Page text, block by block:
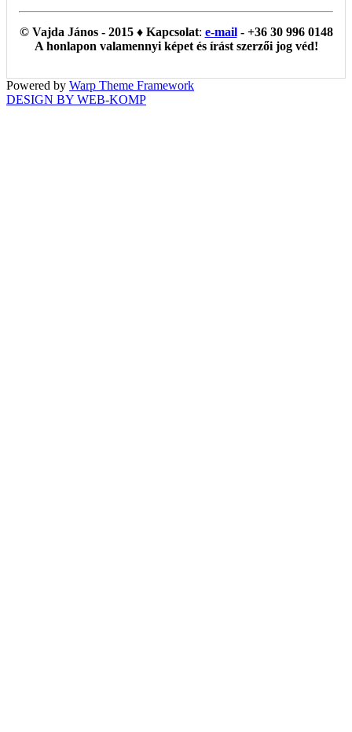
© Vajda János - 2015 ♦ Kapcsolat: e-mail- +36 30 996 0148
A honlapon valamennyi képet és írást szerzői jog véd!
Powered by Warp Theme Framework
DESIGN BY WEB-KOMP